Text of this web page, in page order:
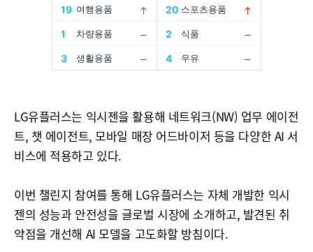
LG유플러스는 익시젠을 활용해 네트워크(NW) 업무 에이전
트, 챗 에이전트, 모바일 매장 어드바이저 등을 다양한 AI 서
비스에 적용하고 있다.
이번 챌린지 참여를 통해 LG유플러스는 자체 개발한 익시
젠의 성능과 안전성을 글로벌 시장에 소개하고, 발견된 취
약점을 개선해 AI 모델을 고도화할 방침이다.